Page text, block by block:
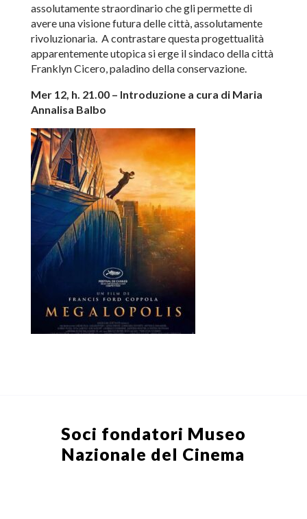
assolutamente straordinario che gli permette di
avere una visione futura delle città, assolutamente
rivoluzionaria. A contrastare questa progettualità
apparentemente utopica si erge il sindaco della città
Franklyn Cicero, paladino della conservazione.
Mer 12, h. 21.00 – Introduzione a cura di Maria
Annalisa Balbo
Soci fondatori Museo
Nazionale del Cinema